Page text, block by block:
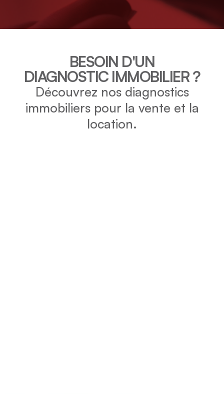
BESOIN D'UN
DIAGNOSTIC IMMOBILIER ?
Découvrez nos diagnostics
immobiliers pour la vente et la
location.